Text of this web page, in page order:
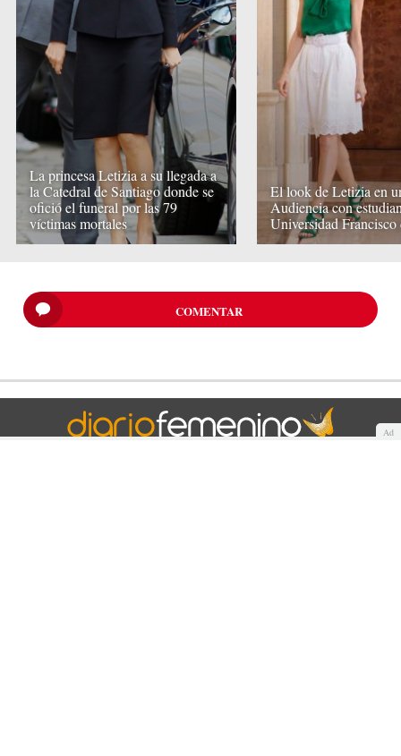
La princesa Letizia a su llegada a
la Catedral de Santiago donde se
ofició el funeral por las 79
víctimas mortales
El look de Letizia en
Audiencia con
Universidad
COMENTAR
Ad